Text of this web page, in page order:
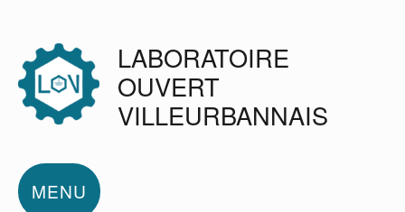
LABORATOIRE
OUVERT
VILLEURBANNAIS
MENU